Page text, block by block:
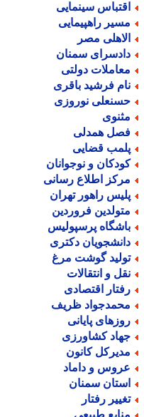
سینمایی
راهپیمایی
مصر
سمنان
دولتی
فرشید باقری
نوروزی
همدلی
قضایی
و نوجوانان
اطلاع رسانی
راهور تهران
فروردین
پرسپولیس
دکتری
گوشت مرغ
و انتقالات
اقتصادی
ظریف
پایانی
کشاورزی
کانون
و داماد
سمنان
رفتار